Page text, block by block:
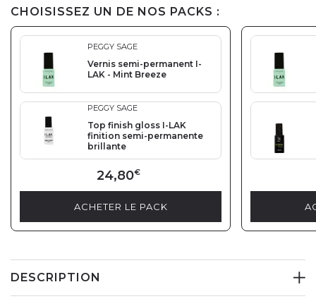
CHOISISSEZ UN DE NOS PACKS :
PEGGY SAGE
Vernis semi-permanent I-
LAK - Mint Breeze
PEGGY SAGE
Top finish gloss I-LAK
finition semi-permanente
brillante
24,80€
ACHETER LE PACK
DESCRIPTION